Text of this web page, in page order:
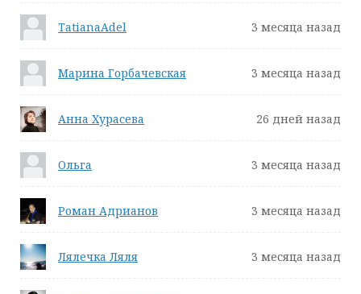
TatianaAdel 3 месяца назад
Марина Горбачевская 3 месяца назад
Анна Хурасева 26 дней назад
Ольга 3 месяца назад
Роман Адрианов 3 месяца назад
Лялечка Ляля 3 месяца назад